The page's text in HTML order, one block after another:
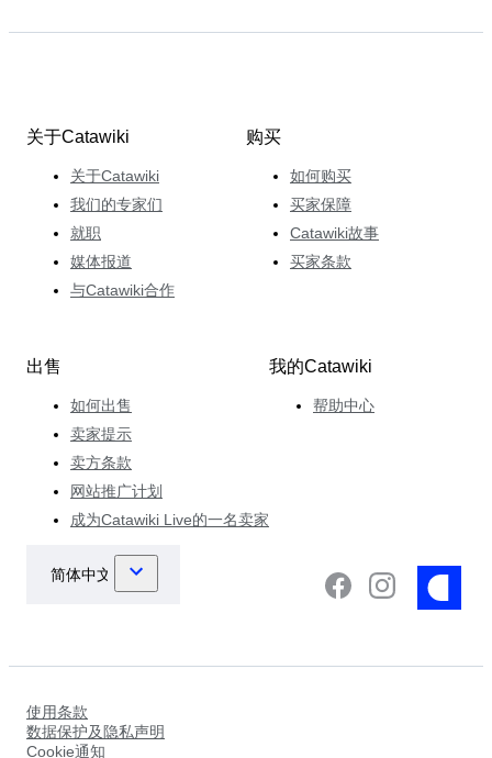
关于Catawiki
关于Catawiki
我们的专家们
就职
媒体报道
与Catawiki合作
购买
如何购买
买家保障
Catawiki故事
买家条款
出售
如何出售
卖家提示
卖方条款
网站推广计划
成为Catawiki Live的一名卖家
我的Catawiki
帮助中心
使用条款
数据保护及隐私声明
Cookie通知